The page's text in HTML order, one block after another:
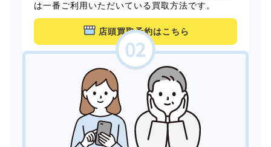
は一番ご利用いただいている買取方法です。
店頭買取予約はこちら